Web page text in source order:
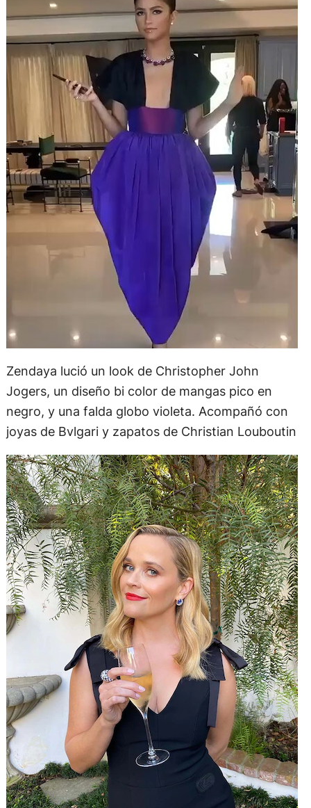
Zendaya lució un look de Christopher John
Jogers, un diseño bi color de mangas pico en
negro, y una falda globo violeta. Acompañó con
joyas de Bvlgari y zapatos de Christian Louboutin